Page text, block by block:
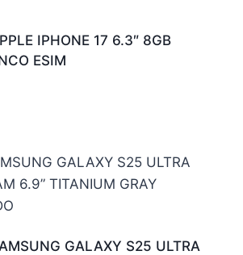
IPHONE 17 6.3″ 8GB
ESIM
GALAXY S25 ULTRA